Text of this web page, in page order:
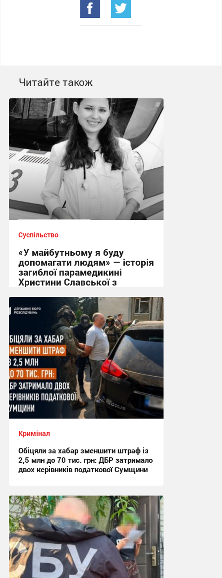
Читайте також
Суспільство
«У майбутньому я буду
допомагати людям» — історія
загиблої парамедикині
Христини Славської з
21:32 вчора
Кримінал
Обіцяли за хабар зменшити штраф із
2,5 млн до 70 тис. грн: ДБР затримало
двох керівників податкової Сумщини
17:42, 6.08.2026